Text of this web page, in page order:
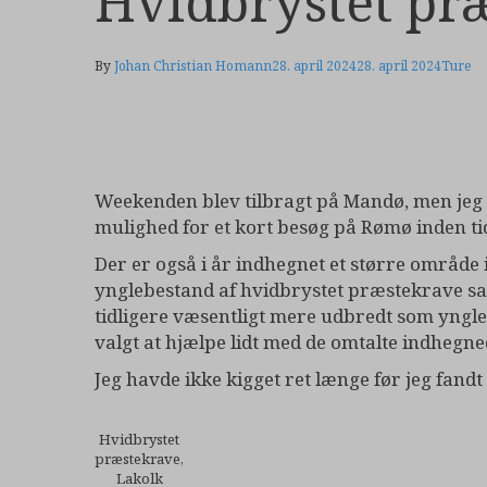
ByJohan Christian Homann28. april 202428. april 2024Ture
Weekenden blev tilbragt på Mandø, men
mulighed for et kort besøg på Rømø inden
Der er også i år indhegnet et større
ynglebestand af hvidbrystet præstekrave
tidligere væsentligt mere udbredt som
valgt at hjælpe lidt med de omtalte
Jeg havde ikke kigget ret længe før jeg
Hvidbrystet
præstekrave,
Lakolk